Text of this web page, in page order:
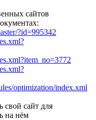
сайтов
?id=995342
optimization/index.xml
свой сайт для
на нём